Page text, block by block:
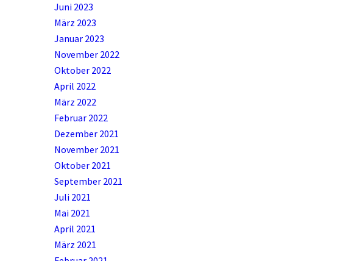
Juni 2023
März 2023
Januar 2023
November 2022
Oktober 2022
April 2022
März 2022
Februar 2022
Dezember 2021
November 2021
Oktober 2021
September 2021
Juli 2021
Mai 2021
April 2021
März 2021